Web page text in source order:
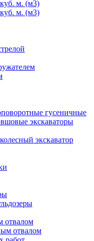
м. (м3)
м. (м3)
гусеничные
экскаваторы
экскаватор
отвалом
отвалом